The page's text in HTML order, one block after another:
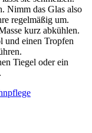
Nimm das Glas also
regelmäßig um.
kurz abkühlen.
und einen Tropfen
Tiegel oder ein